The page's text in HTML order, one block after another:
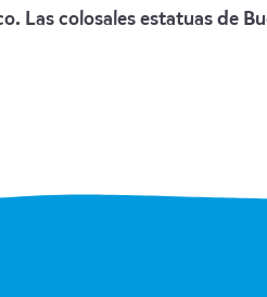
colosales estatuas de